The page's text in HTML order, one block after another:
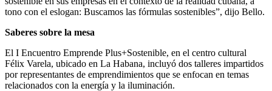
tono con el eslogan: Buscamos las fórmulas sostenibles”, dijo Bello.
Saberes sobre la mesa
El I Encuentro Emprende Plus+Sostenible, en el centro cultural
Félix Varela, ubicado en La Habana, incluyó dos talleres impartidos
por representantes de emprendimientos que se enfocan en temas
relacionados con la energía y la iluminación.